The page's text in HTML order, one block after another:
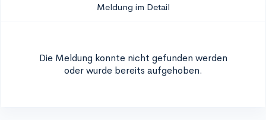
Meldung im Detail
Die Meldung konnte nicht gefunden werden
oder wurde bereits aufgehoben.